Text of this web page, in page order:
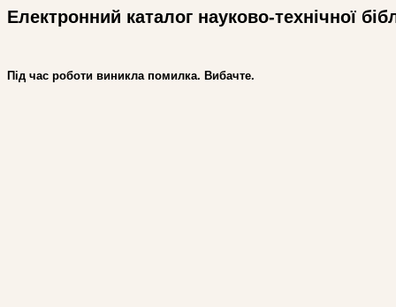
Електронний каталог науково-технічної
Під час роботи виникла помилка. Вибачте.